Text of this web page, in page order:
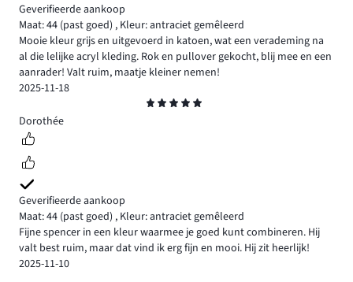
Geverifieerde aankoop
Maat: 44 (past goed) , Kleur: antraciet gemêleerd
Mooie kleur grijs en uitgevoerd in katoen, wat een verademing na
al die lelijke acryl kleding. Rok en pullover gekocht, blij mee en een
aanrader! Valt ruim, maatje kleiner nemen!
2025-11-18
5
Dorothée
Geverifieerde aankoop
Maat: 44 (past goed) , Kleur: antraciet gemêleerd
Fijne spencer in een kleur waarmee je goed kunt combineren. Hij
valt best ruim, maar dat vind ik erg fijn en mooi. Hij zit heerlijk!
2025-11-10